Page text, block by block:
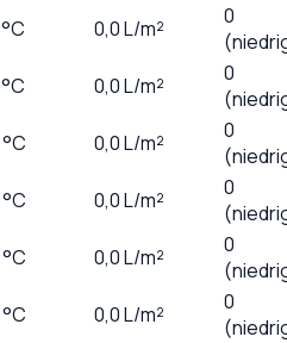
°C 0,0L/m²
0
°C 0,0L/m²
0
°C 0,0L/m²
0
°C 0,0L/m²
0
°C 0,0L/m²
0
°C 0,0L/m²
0